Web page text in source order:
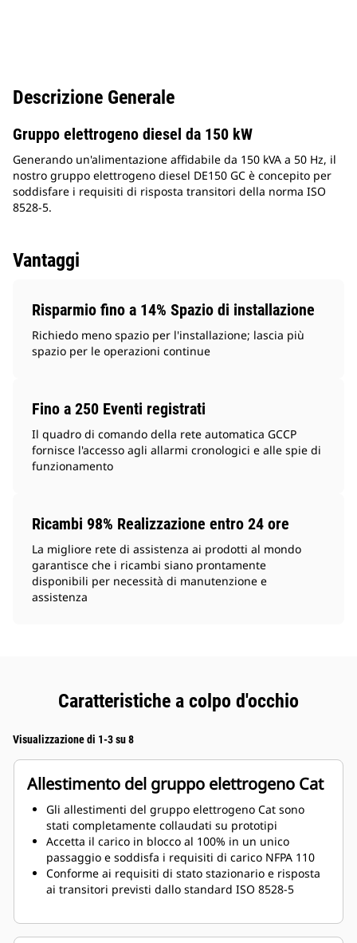
Descrizione Generale
Gruppo elettrogeno diesel da 150 kW
Generando un'alimentazione affidabile da 150 kVA a 50 Hz, il
nostro gruppo elettrogeno diesel DE150 GC è concepito per
soddisfare i requisiti di risposta transitori della norma ISO
8528-5.
Vantaggi
Risparmio fino a 14% Spazio di installazione
Richiedo meno spazio per l'installazione; lascia più
spazio per le operazioni continue
Fino a 250 Eventi registrati
Il quadro di comando della rete automatica GCCP
fornisce l'accesso agli allarmi cronologici e alle spie di
funzionamento
Ricambi 98% Realizzazione entro 24 ore
La migliore rete di assistenza ai prodotti al mondo
garantisce che i ricambi siano prontamente
disponibili per necessità di manutenzione e
assistenza
Caratteristiche a colpo d'occhio
Visualizzazione di 1-3 su 8
Allestimento del gruppo elettrogeno Cat
Gli allestimenti del gruppo elettrogeno Cat sono
stati completamente collaudati su prototipi
Accetta il carico in blocco al 100% in un unico
passaggio e soddisfa i requisiti di carico NFPA 110
Conforme ai requisiti di stato stazionario e risposta
ai transitori previsti dallo standard ISO 8528-5